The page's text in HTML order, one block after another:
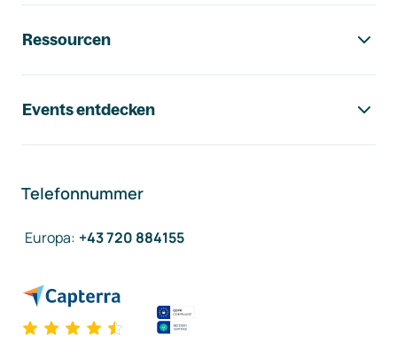
Ressourcen
Events entdecken
Telefonnummer
Europa: +43 720 884155